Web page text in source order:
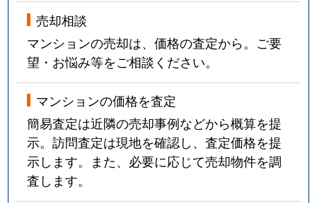
売却相談
マンションの売却は、価格の査定から。ご要
望・お悩み等をご相談ください。
マンションの価格を査定
簡易査定は近隣の売却事例などから概算を提
示。訪問査定は現地を確認し、査定価格を提
示します。また、必要に応じて売却物件を調
査します。